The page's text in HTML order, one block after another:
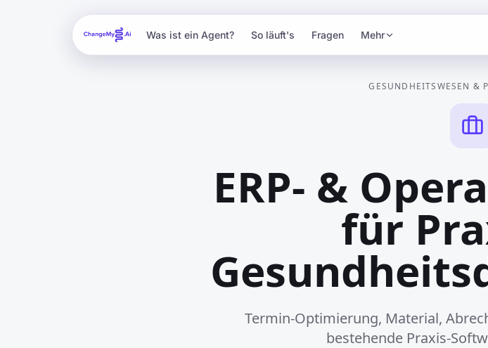
Was ist ein Agent? So läuft's Fragen Mehr
GESUNDHEITSWESEN &
ERP- &
für
Termin-Optimierung, Material,
bestehende Praxis-